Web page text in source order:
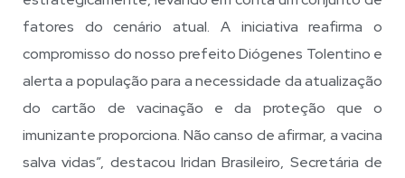
fatores do cenário atual. A iniciativa reafirma o
compromisso do nosso prefeito Diógenes Tolentino e
alerta a população para a necessidade da atualização
do cartão de vacinação e da proteção que o
imunizante proporciona. Não canso de afirmar, a vacina
salva vidas”, destacou Iridan Brasileiro, Secretária de